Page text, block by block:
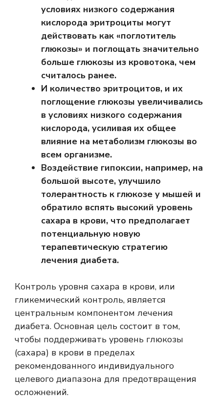
условиях низкого содержания
кислорода эритроциты могут
действовать как «поглотитель
глюкозы» и поглощать значительно
больше глюкозы из кровотока, чем
считалось ранее.
И количество эритроцитов, и их
поглощение глюкозы увеличивались
в условиях низкого содержания
кислорода, усиливая их общее
влияние на метаболизм глюкозы во
всем организме.
Воздействие гипоксии, например, на
большой высоте, улучшило
толерантность к глюкозе у мышей и
обратило вспять высокий уровень
сахара в крови, что предполагает
потенциальную новую
терапевтическую стратегию
лечения диабета.
Контроль уровня сахара в крови, или
гликемический контроль, является
центральным компонентом лечения
диабета. Основная цель состоит в том,
чтобы поддерживать уровень глюкозы
(сахара) в крови в пределах
рекомендованного индивидуального
целевого диапазона для предотвращения
осложнений.